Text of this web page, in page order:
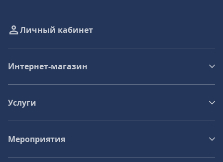
Личный кабинет
Интернет-магазин
Услуги
Мероприятия